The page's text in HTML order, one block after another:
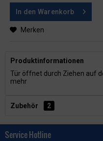
In den Warenkorb
Merken
Produktinformationen
Tür öffnet durch Ziehen auf
mehr
Zubehör 2
Service Hotline